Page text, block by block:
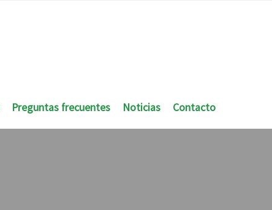
Preguntas frecuentes Noticias Contacto